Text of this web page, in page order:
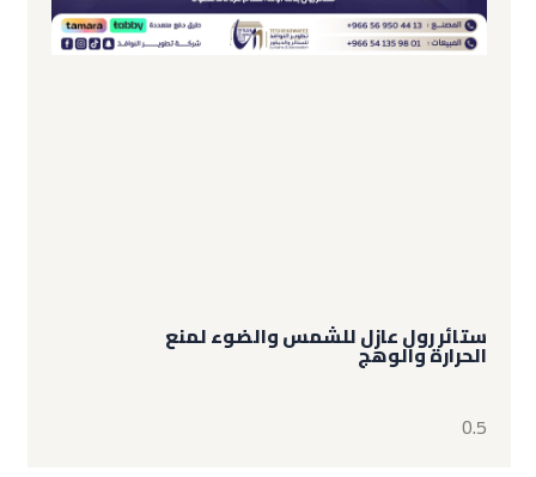
ستائر رول عازل للشمس والضوء لمنع
الحرارة والوهج